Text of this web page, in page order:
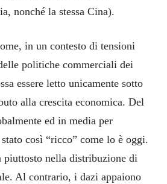
nonché la stessa Cina).
in un contesto di tensioni
politiche commerciali dei
essere letto unicamente sotto
alla crescita economica.Del
ed in media per
così “ricco” come lo è oggi.
nella distribuzione di
Al contrario, i dazi appaiono